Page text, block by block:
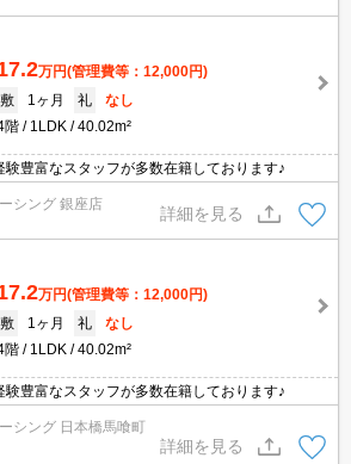
万円(管理費等：12,000円)
敷
1ヶ月 礼
なし
階
1LDK 40.02m²
豊富なスタッフが多数在籍しております♪
シング 銀座店
詳細を見る
万円(管理費等：12,000円)
敷
1ヶ月 礼
なし
階
1LDK 40.02m²
豊富なスタッフが多数在籍しております♪
シング 日本橋馬喰町
詳細を見る